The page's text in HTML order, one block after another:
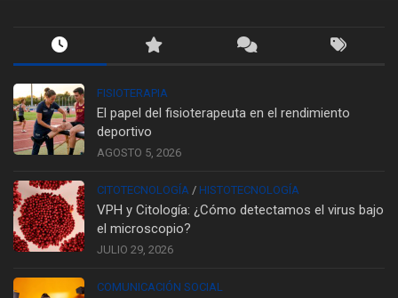
FISIOTERAPIA
El papel del fisioterapeuta en el rendimiento
deportivo
AGOSTO 5, 2026
CITOTECNOLOGÍA / HISTOTECNOLOGÍA
VPH y Citología: ¿Cómo detectamos el virus bajo
el microscopio?
JULIO 29, 2026
COMUNICACIÓN SOCIAL